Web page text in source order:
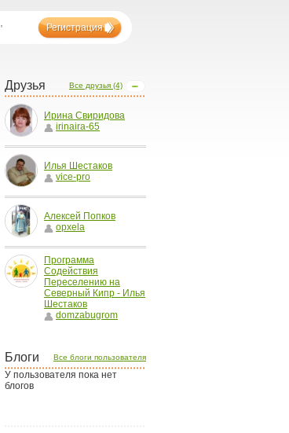
Регистрация
Все друзья (4)
Друзья
Ирина Свиридова
irinaira-65
Илья Шестаков
vice-pro
Алексей Попков
opxela
Программа
Содействия
Переселению на
Северный Кипр - Илья
Шестаков
domzabugrom
Все блоги пользователя
Блоги
У пользователя пока нет
блогов